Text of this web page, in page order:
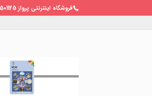
فروشگاه اینترنتی پرواز 09128501125 / 02122691010